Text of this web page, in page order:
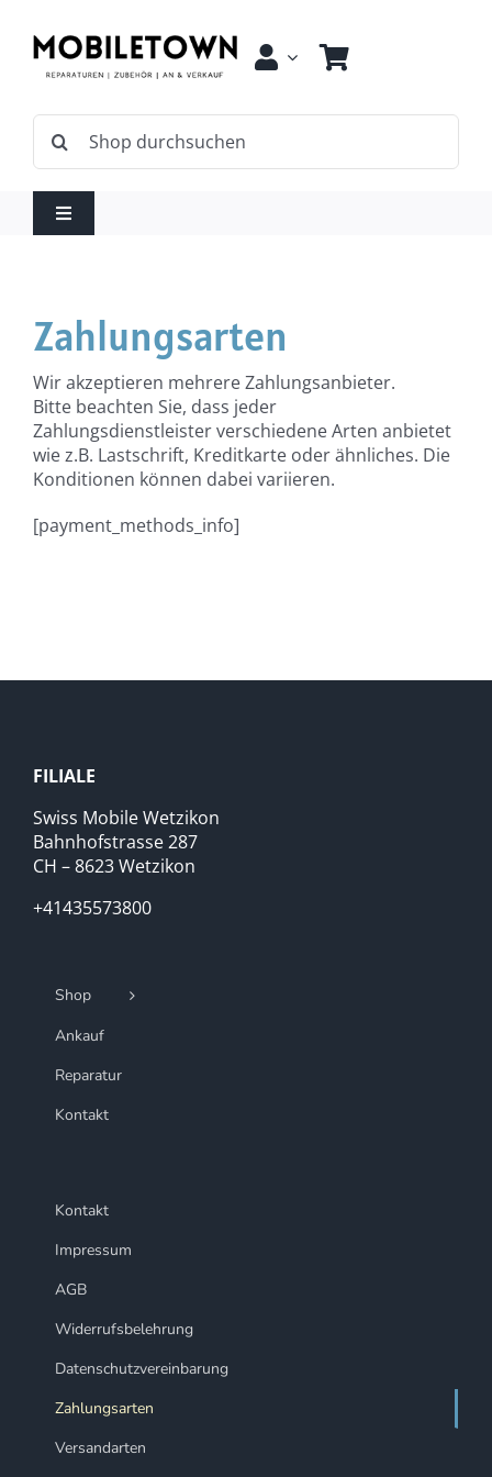
Inhalt
springen
Suche
nach:
Toggle
Ankauf
Reparatur
Kontakt
Zahlungsarten
Wir akzeptieren mehrere Zahlungsanbieter.
Bitte beachten Sie, dass jeder
Zahlungsdienstleister verschiedene Arten anbietet
wie z.B. Lastschrift, Kreditkarte oder ähnliches. Die
Konditionen können dabei variieren.
[payment_methods_info]
FILIALE
Swiss Mobile Wetzikon
Bahnhofstrasse 287
CH – 8623 Wetzikon
+41435573800
Shop
Ankauf
Reparatur
Kontakt
Kontakt
Impressum
AGB
Widerrufsbelehrung
Datenschutzvereinbarung
Zahlungsarten
Versandarten